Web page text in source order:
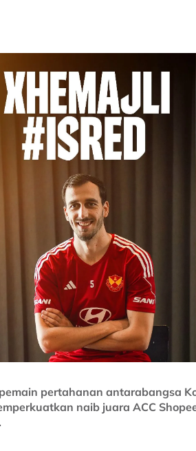
pertahanan antarabangsa
naib juara ACC